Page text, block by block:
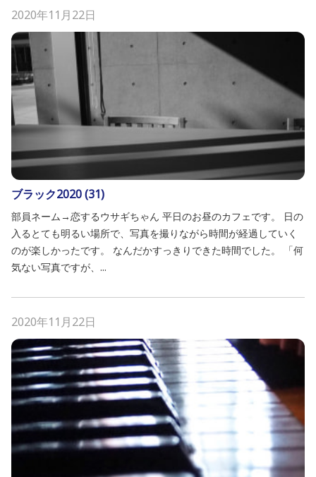
2020年11月22日
ブラック2020 (31)
部員ネーム→恋するウサギちゃん 平日のお昼のカフェです。 日の
入るとても明るい場所で、写真を撮りながら時間が経過していく
のが楽しかったです。 なんだかすっきりできた時間でした。 「何
気ない写真ですが、...
2020年11月22日